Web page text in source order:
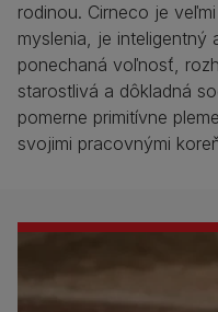
rodinou. Cirneco je
myslenia, je inteligentný
ponechaná voľnosť,
starostlivá a dôkladná
pomerne primitívne
svojimi pracovnými